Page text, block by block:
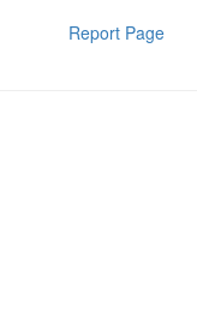
Report Page